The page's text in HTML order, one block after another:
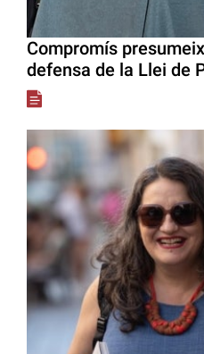
Compromís
defensa de la Llei de